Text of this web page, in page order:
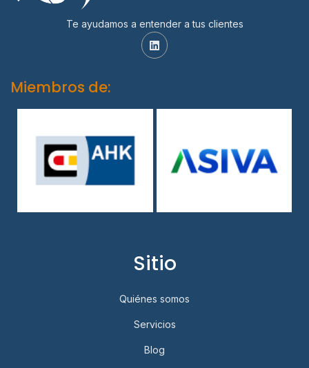
Te ayudamos a entender a tus clientes
Miembros de:
Sitio
Quiénes somos
Servicios
Blog